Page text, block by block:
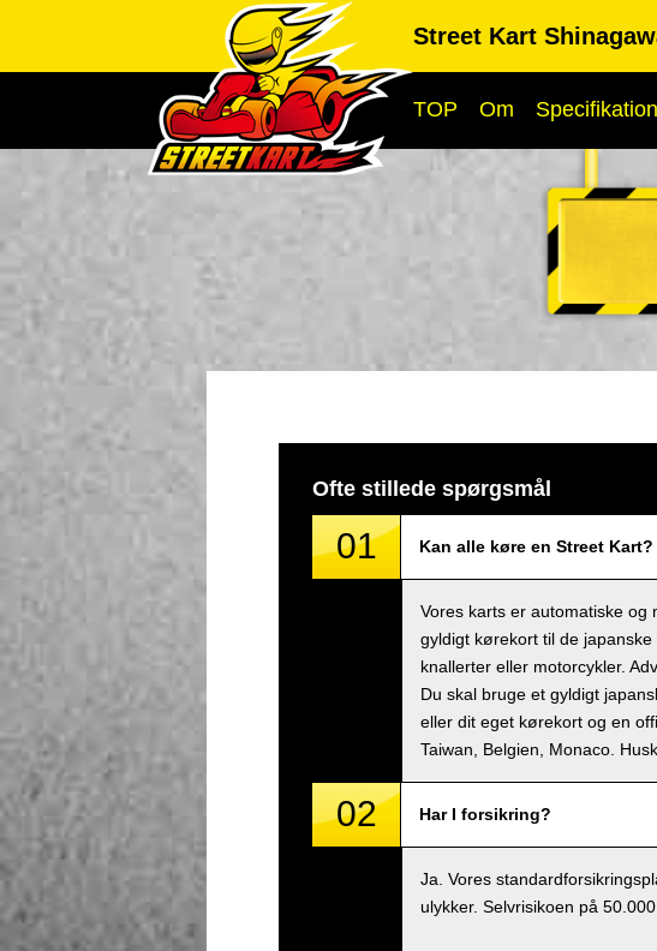
Street Kart
TOP Om
Ofte stillede spørgsmål
01 Kan alle køre en Street Kart?
Vores karts er automatiske
gyldigt kørekort til de
knallerter eller motorcykler.
Du skal bruge et gyldigt
eller dit eget kørekort og en
Taiwan, Belgien, Monaco.
02 Har I forsikring?
Ja. Vores
ulykker. Selvrisikoen på